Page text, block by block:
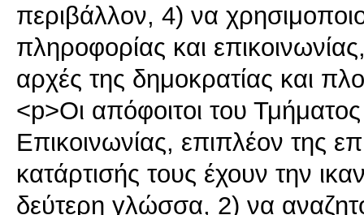
περιβάλλον, 4) να
πληροφορίας και
αρχές της δημοκρατίας και
<p>Οι απόφοιτοι του
Επικοινωνίας, επιπλέον της
κατάρτισής τους έχουν την
δεύτερη γλώσσα, 2) να